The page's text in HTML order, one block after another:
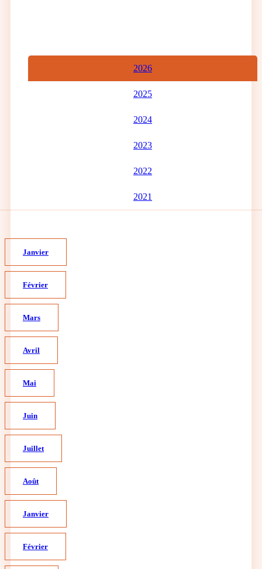
2026
2025
2024
2023
2022
2021
Janvier
Février
Mars
Avril
Mai
Juin
Juillet
Août
Janvier
Février